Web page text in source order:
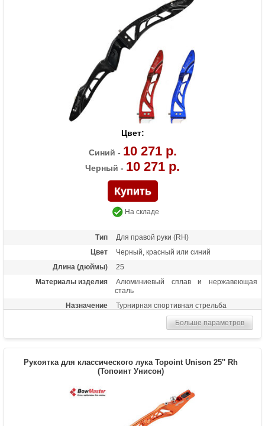
Цвет:
Синий - 10 271 р.
Черный - 10 271 р.
На складе
Тип
Для правой руки (RH)
Цвет
Черный, красный или синий
Длина (дюймы)
25
Материалы изделия
Алюминиевый сплав и нержавеющая
сталь
Назначение
Турнирная спортивная стрельба
Установочная резьба под прицел, кликер,
плунжер, стабилизатор, демперы. Замки
плечей ILF типа.
Больше параметров
Рукоятка для классического лука Topoint Unison 25'' Rh
(Топоинт Унисон)